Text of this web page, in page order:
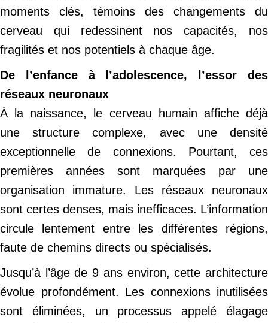
moments clés, témoins des changements du
cerveau qui redessinent nos capacités, nos
fragilités et nos potentiels à chaque âge.
De l’enfance à l’adolescence, l’essor des
réseaux neuronaux
À la naissance, le cerveau humain affiche déjà
une structure complexe, avec une densité
exceptionnelle de connexions. Pourtant, ces
premières années sont marquées par une
organisation immature. Les réseaux neuronaux
sont certes denses, mais inefficaces. L’information
circule lentement entre les différentes régions,
faute de chemins directs ou spécialisés.
Jusqu’à l’âge de 9 ans environ, cette architecture
évolue profondément. Les connexions inutilisées
sont éliminées, un processus appelé élagage